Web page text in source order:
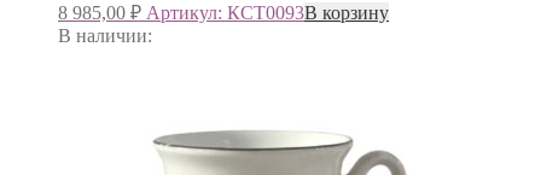
8 985,00 ₽ Артикул: КСТ0093В корзину
В наличии: